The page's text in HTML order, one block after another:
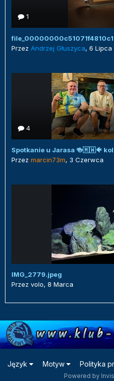
1
Przez Andrzej Głuszyca, 6 Lipca
4
Spotkanie u Jarasa 🍻🇲🇼🐠
Przez marcin73m, 3 Czerwca
IMG_2779.jpeg
Przez volo, 8 Marca
Język Motyw Polityka
Powered by